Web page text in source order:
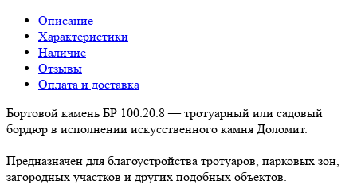
Описание
Характеристики
Наличие
Отзывы
Оплата и доставка
Бортовой камень БР 100.20.8 — тротуарный или садовый
бордюр в исполнении искусственного камня Доломит.
Предназначен для благоустройства тротуаров, парковых зон,
загородных участков и других подобных объектов.